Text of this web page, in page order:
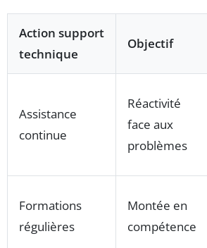
Action support
technique
Objectif
Assistance
continue
Réactivité
face aux
problèmes
Formations
régulières
Montée en
compétence